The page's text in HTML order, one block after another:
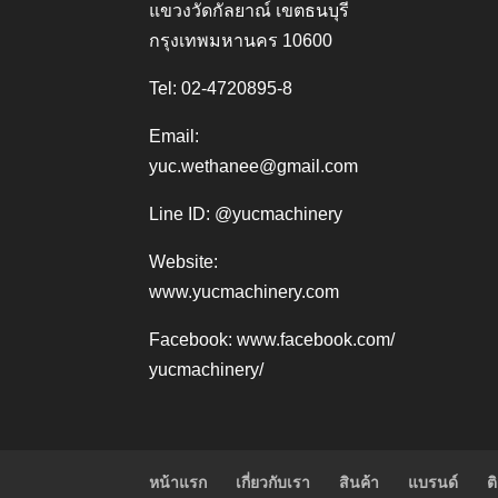
แขวงวัดกัลยาณ์ เขตธนบุรี
กรุงเทพมหานคร 10600
Tel: 02-4720895-8
Email:
yuc.wethanee@gmail.com
Line ID: @yucmachinery
Website:
www.yucmachinery.com
Facebook:www.facebook.com/
yucmachinery/
หน้าแรก เกี่ยวกับเรา สินค้า แบรนด์